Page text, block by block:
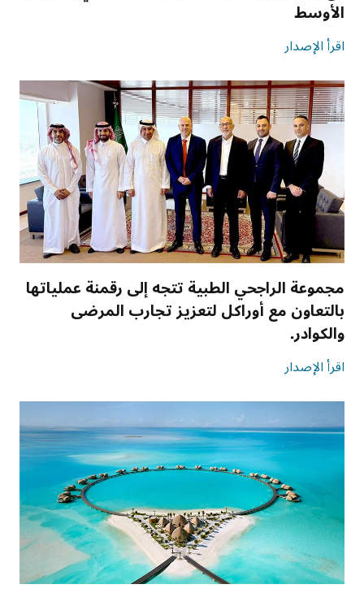
الأوسط
اقرأ الإصدار
مجموعة الراجحي الطبية تتجه إلى رقمنة عملياتها
بالتعاون مع أوراكل لتعزيز تجارب المرضى
والكوادر.
اقرأ الإصدار